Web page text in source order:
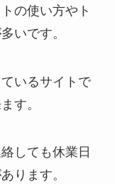
の使い方やト
いです。
いるサイトで
す。
しても休業日
ります。